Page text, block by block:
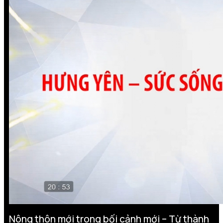
Nông thôn mới trong bối cảnh mới – Từ thành